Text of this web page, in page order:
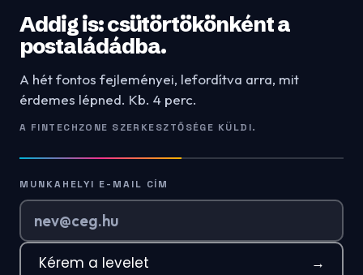
Addig is: csütörtökönként a
postaládádba.
A hét fontos fejleményei, lefordítva arra, mit
érdemes lépned. Kb. 4 perc.
A FINTECHZONE SZERKESZTŐSÉGE KÜLDI.
MUNKAHELYI E-MAIL CÍM
Kérem a levelet →